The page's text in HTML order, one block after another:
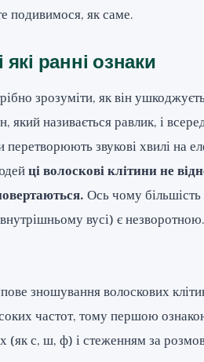
подивимося, як саме.
ранні ознаки
зрозуміти, як він
називається равлик, і
перетворюють звукові хвилі на
ці волоскові клітини не
Ось чому більшість
вусі) є незворотною.
зношування волоскових
частот, тому першою
(як с, ш, ф) і стеженням за